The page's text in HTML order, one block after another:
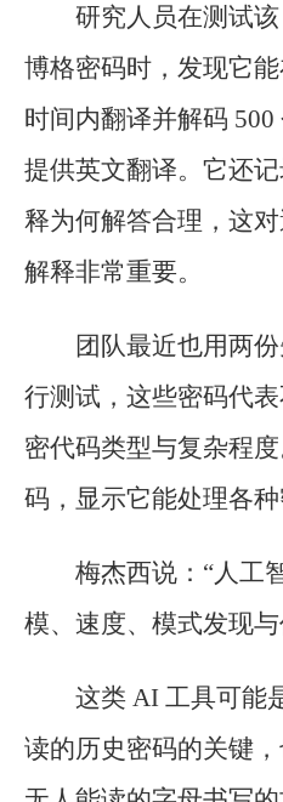
研究人员在测试
博格密码时，发现它
时间内翻译并解码
提供英文翻译。它还
释为何解答合理，这
解释非常重要。
团队最近也用两
行测试，这些密码代
密代码类型与复杂程
码，显示它能处理各种
梅杰西说：“人工
模、速度、模式发现
这类 AI 工具可能
读的历史密码的关键